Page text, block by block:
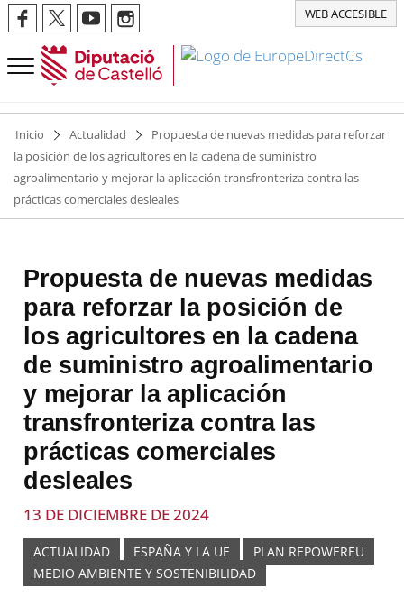
WEB ACCESIBLE
Inicio Actualidad
Propuesta de nuevas medidas para reforzar
la posición de los agricultores en la cadena de suministro
agroalimentario y mejorar la aplicación transfronteriza contra las
prácticas comerciales desleales
Propuesta de nuevas medidas
para reforzar la posición de
los agricultores en la cadena
de suministro agroalimentario
y mejorar la aplicación
transfronteriza contra las
prácticas comerciales
desleales
13 DE DICIEMBRE DE 2024
ACTUALIDAD ESPAÑA Y LA UE
PLAN REPOWEREU
MEDIO AMBIENTE Y SOSTENIBILIDAD